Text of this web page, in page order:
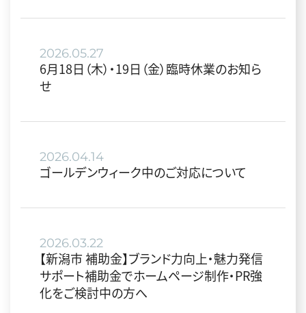
2026.05.27
6月18日（木）・19日（金）臨時休業のお知ら
せ
2026.04.14
ゴールデンウィーク中のご対応について
2026.03.22
【新潟市 補助金】ブランド力向上・魅力発信
サポート補助金でホームページ制作・PR強
化をご検討中の方へ